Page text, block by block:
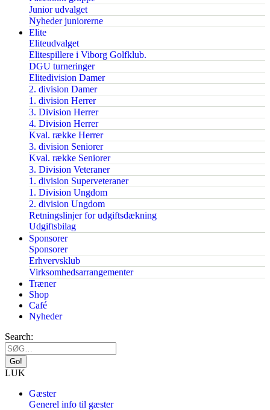
Junior udvalget
Nyheder juniorerne
Elite
Eliteudvalget
Elitespillere i Viborg Golfklub.
DGU turneringer
Elitedivision Damer
2. division Damer
1. division Herrer
3. Division Herrer
4. Division Herrer
Kval. række Herrer
3. division Seniorer
Kval. række Seniorer
3. Division Veteraner
1. division Superveteraner
1. Division Ungdom
2. division Ungdom
Retningslinjer for udgiftsdækning
Udgiftsbilag
Sponsorer
Sponsorer
Erhvervsklub
Virksomhedsarrangementer
Træner
Shop
Café
Nyheder
Search:
LUK
Gæster
Generel info til gæster